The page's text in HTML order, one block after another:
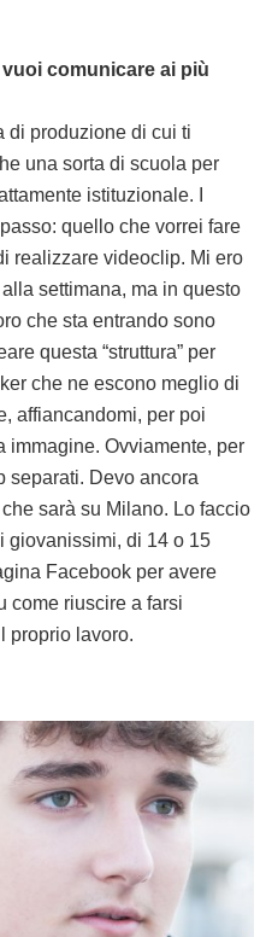
comunicare ai più
di produzione di cui ti
una sorta di scuola per
istituzionale. I
quello che vorrei fare
realizzare videoclip. Mi ero
settimana, ma in questo
che sta entrando sono
questa “struttura” per
che ne escono meglio di
affiancandomi, per poi
immagine. Ovviamente, per
separati. Devo ancora
sarà su Milano. Lo faccio
giovanissimi, di 14 o 15
Facebook per avere
come riuscire a farsi
proprio lavoro.